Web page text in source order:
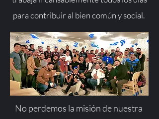
para contribuir al bien común y social.
No perdemos la misión de nuestra